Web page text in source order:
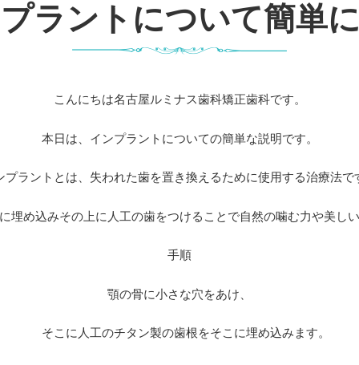
ラントについて簡単
こんにちは名古屋ルミナス歯科矯正歯科です。
本日は、インプラントについての簡単な説明です。
プラントとは、失われた歯を置き換えるために使用する治療法で
埋め込みその上に人工の歯をつけることで自然の噛む力や美し
手順
顎の骨に小さな穴をあけ、
そこに人工のチタン製の歯根をそこに埋め込みます。